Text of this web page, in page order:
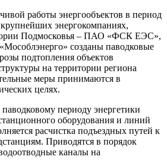
работы энергообъектов в период
энергокомпаниях,
Подмосковья – ПАО «ФСК ЕЭС»,
созданы паводковые
подтопления объектов
на территории региона
меры принимаются в
целях.
периоду энергетики
оборудования и линий
расчистка подъездных путей к
Приводятся в порядок
каналы на